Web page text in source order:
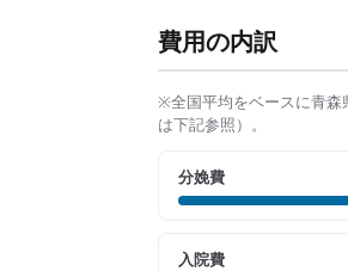
費用の内訳
※全国平均をベースに青森
は下記参照）。
分娩費
入院費